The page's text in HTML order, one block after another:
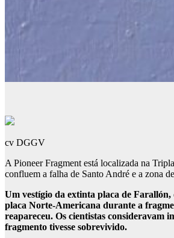
cv DGGV
A Pioneer Fragment está localizada na
confluem a falha de Santo André e a zona
Um vestígio da extinta placa de Farallón,
placa Norte-Americana durante a
reapareceu. Os cientistas consideravam
fragmento tivesse sobrevivido.